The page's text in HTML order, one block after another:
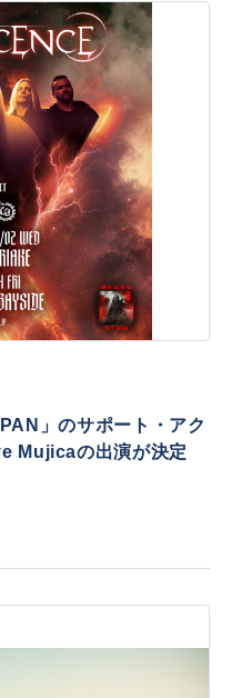
」のサポート・アク
Mujicaの出演が決定